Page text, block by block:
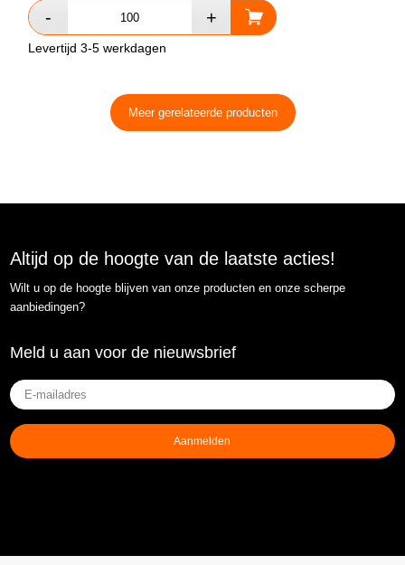
Levertijd 3-5 werkdagen
Meer gerelateerde producten
Altijd op de hoogte van de laatste acties!
Wilt u op de hoogte blijven van onze producten en onze scherpe
aanbiedingen?
Meld u aan voor de nieuwsbrief
E-
mailadres(Vereist)
Aanmelden